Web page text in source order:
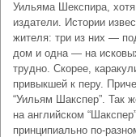
Уильяма Шекспира,
издатели. Истории
жителя: три из них —
дом и одна — на
трудно. Скорее,
привыкшей к перу.
“Уильям Шакспер”. Так
на английском
принципиально по-